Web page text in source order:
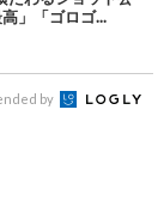
」「ゴロゴ...
by